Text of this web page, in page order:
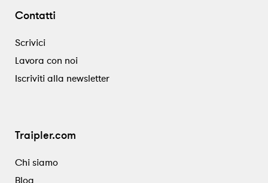
Contatti
Scrivici
Lavora con noi
Iscriviti alla newsletter
Traipler.com
Chi siamo
Blog